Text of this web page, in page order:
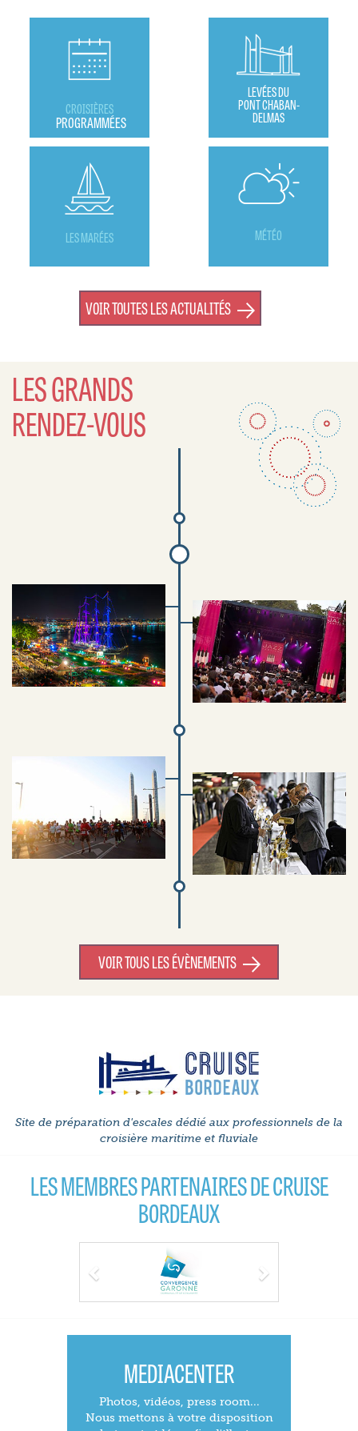
CROISIÈRES
PROGRAMMÉES
LEVÉES DU
PONT CHABAN-
DELMAS
LES MARÉES MÉTÉO
VOIR TOUTES LES ACTUALITÉS
LES GRANDS
RENDEZ-VOUS
VOIR TOUS LES ÉVÈNEMENTS
Site de préparation d'escales dédié aux professionnels de la
croisière maritime et fluviale
LES MEMBRES PARTENAIRES DE CRUISE
BORDEAUX
MEDIACENTER
Photos, vidéos, press room...
Nous mettons à votre disposition